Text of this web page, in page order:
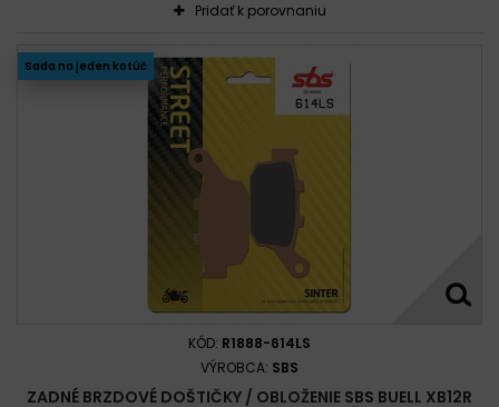
Pridať k porovnaniu
Sada na jeden kotúč
KÓD: R1888-614LS
VÝROBCA: SBS
ZADNÉ BRZDOVÉ DOŠTIČKY / OBLOŽENIE SBS BUELL XB12R